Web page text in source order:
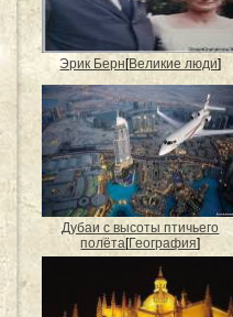
Эрик Берн [Великие люди]
Дубаи с высоты птичьего
полёта[География]